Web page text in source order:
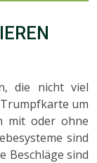
die nicht viel
um
mit oder ohne
sind
Beschläge sind